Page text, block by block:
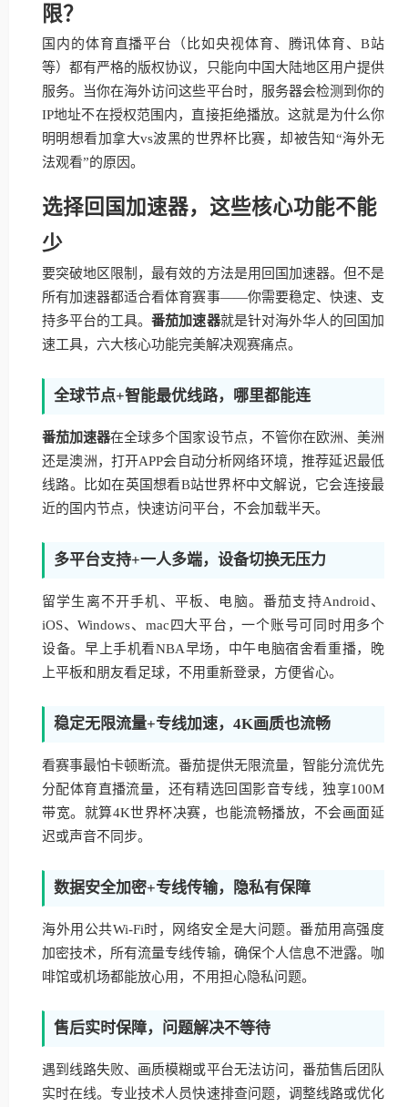
限？
国内的体育直播平台（比如央视体育、腾讯体育、B站
等）都有严格的版权协议，只能向中国大陆地区用户提供
服务。当你在海外访问这些平台时，服务器会检测到你的
IP地址不在授权范围内，直接拒绝播放。这就是为什么你
明明想看加拿大vs波黑的世界杯比赛，却被告知“海外无
法观看”的原因。
选择回国加速器，这些核心功能不能
少
要突破地区限制，最有效的方法是用回国加速器。但不是
所有加速器都适合看体育赛事——你需要稳定、快速、支
持多平台的工具。番茄加速器就是针对海外华人的回国加
速工具，六大核心功能完美解决观赛痛点。
全球节点+智能最优线路，哪里都能连
番茄加速器在全球多个国家设节点，不管你在欧洲、美洲
还是澳洲，打开APP会自动分析网络环境，推荐延迟最低
线路。比如在英国想看B站世界杯中文解说，它会连接最
近的国内节点，快速访问平台，不会加载半天。
多平台支持+一人多端，设备切换无压力
留学生离不开手机、平板、电脑。番茄支持Android、
iOS、Windows、mac四大平台，一个账号可同时用多个
设备。早上手机看NBA早场，中午电脑宿舍看重播，晚
上平板和朋友看足球，不用重新登录，方便省心。
稳定无限流量+专线加速，4K画质也流畅
看赛事最怕卡顿断流。番茄提供无限流量，智能分流优先
分配体育直播流量，还有精选回国影音专线，独享100M
带宽。就算4K世界杯决赛，也能流畅播放，不会画面延
迟或声音不同步。
数据安全加密+专线传输，隐私有保障
海外用公共Wi-Fi时，网络安全是大问题。番茄用高强度
加密技术，所有流量专线传输，确保个人信息不泄露。咖
啡馆或机场都能放心用，不用担心隐私问题。
售后实时保障，问题解决不等待
遇到线路失败、画质模糊或平台无法访问，番茄售后团队
实时在线。专业技术人员快速排查问题，调整线路或优化